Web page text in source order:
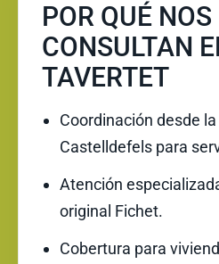
POR QUÉ NOS
CONSULTAN
TAVERTET
Coordinación desde
Castelldefels para
Atención
original Fichet.
Cobertura para